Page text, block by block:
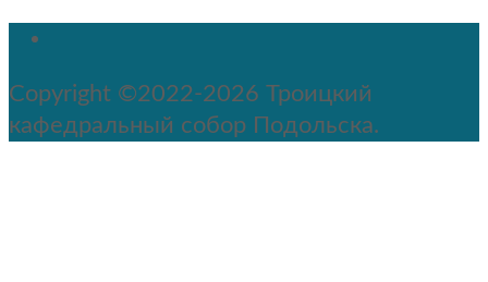
Copyright ©2022-2026 Троицкий
кафедральный собор Подольска.